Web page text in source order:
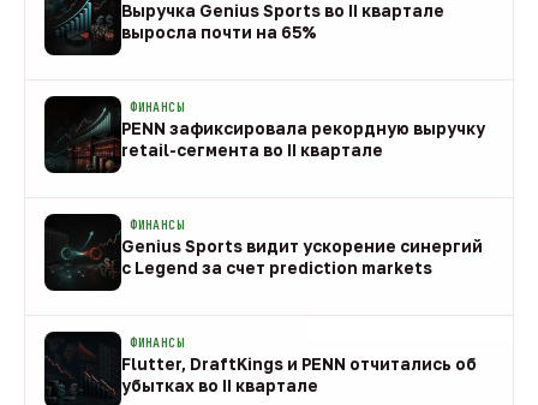
Выручка Genius Sports во II квартале
выросла почти на 65%
ФИНАНСЫ
PENN зафиксировала рекордную выручку
retail-сегмента во II квартале
ФИНАНСЫ
Genius Sports видит ускорение синергий
с Legend за счет prediction markets
ФИНАНСЫ
Flutter, DraftKings и PENN отчитались об
убытках во II квартале